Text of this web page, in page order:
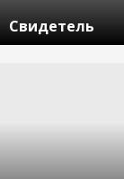
Свидетель